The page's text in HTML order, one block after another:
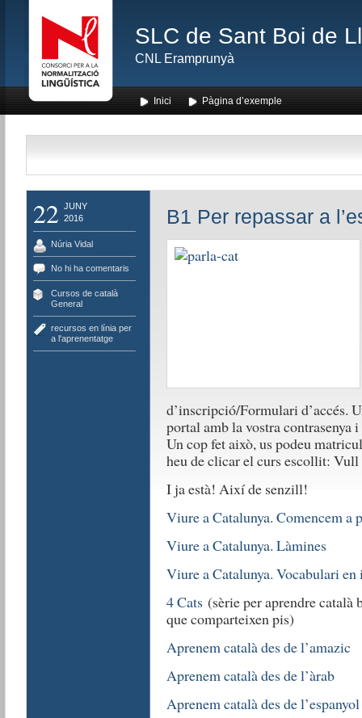
SLC de Sant Boi de
CNL Eramprunyà
Inici Pàgina d’exemple
22 JUNY
2016
Núria Vidal
No hi ha comentaris
Cursos de català,
General
recursos en línia per
a l'aprenentatge
B1 Per repassar a
d’inscripció/Formulari d’accés.
portal amb la vostra contrasenya
Un cop fet això, us podeu
heu de clicar el curs escollit:
I ja està! Així de senzill!
Viure a Catalunya. Comencem a
Viure a Catalunya. Làmines
Viure a Catalunya. Vocabulari en
4 Cats(sèrie per aprendre català
que comparteixen pis)
Aprenem català des de l’amazic
Aprenem català des de l’àrab
Aprenem català des de l’espanyol